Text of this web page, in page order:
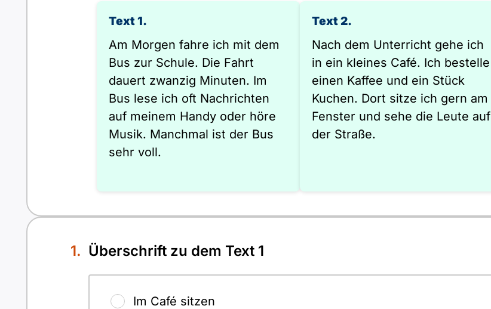
Text 1.
Am Morgen fahre ich mit dem
Bus zur Schule. Die Fahrt
dauert zwanzig Minuten. Im
Bus lese ich oft Nachrichten
auf meinem Handy oder höre
Musik. Manchmal ist der Bus
sehr voll.
Text 2.
Nach dem Unterricht gehe ich
in ein kleines Café. Ich bestelle
einen Kaffee und ein Stück
Kuchen. Dort sitze ich gern am
Fenster und sehe die Leute auf
der Straße.
Überschrift zu dem Text 1
Im Café sitzen